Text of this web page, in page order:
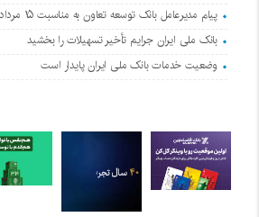
پیام مدیرعامل بانک توسعه تعاون به مناسبت ۱۵ مرداد، سالروز تأسیس بانک
بانک ملی ایران جرایم تأخیر تسهیلات را بخشید
وضعیت خدمات بانک ملی ایران پایدار است